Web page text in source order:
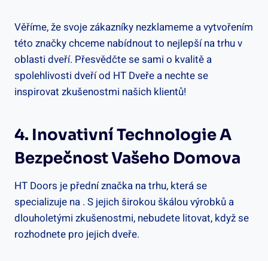
Věříme, že svoje zákazníky nezklameme a vytvořením
této značky chceme nabídnout to nejlepší na trhu v
oblasti dveří. Přesvědčte se sami o kvalitě a
spolehlivosti dveří od HT Dveře a nechte se
inspirovat zkušenostmi našich klientů!
4. Inovativní Technologie A
Bezpečnost Vašeho Domova
HT Doors je přední značka na trhu, která se
specializuje na . S jejich širokou škálou výrobků a
dlouholetými zkušenostmi, nebudete litovat, když se
rozhodnete pro jejich dveře.